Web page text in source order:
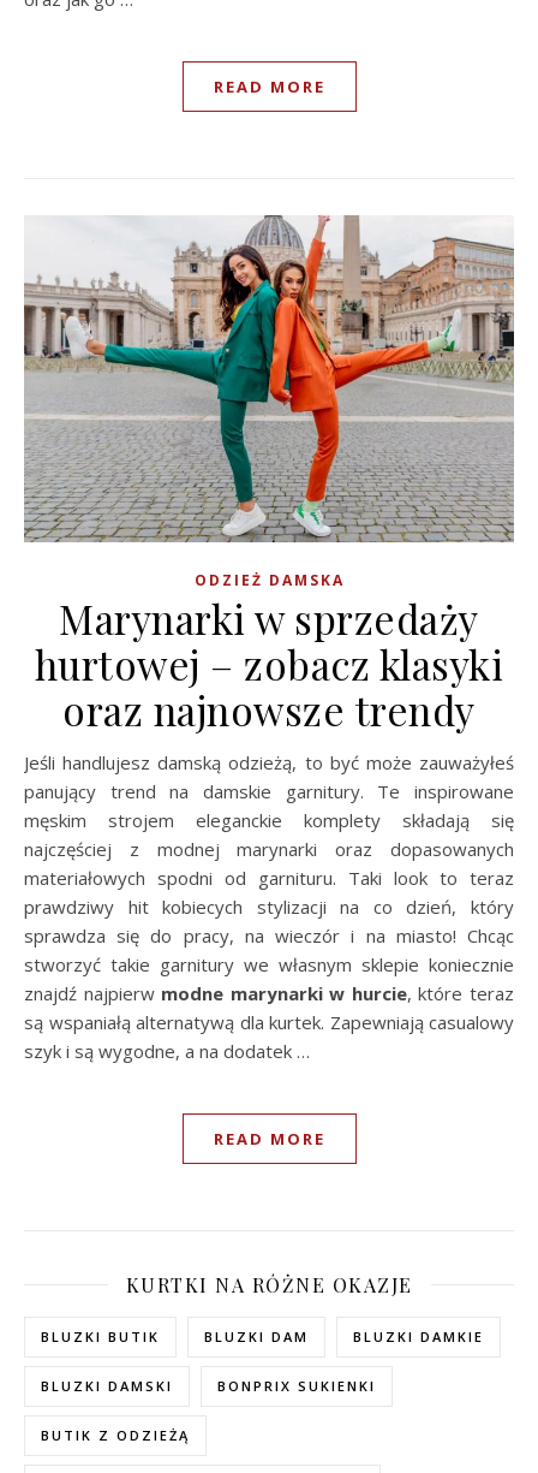
READ MORE
ODZIEŻ DAMSKA
Marynarki w sprzedaży
hurtowej – zobacz klasyki
oraz najnowsze trendy
Jeśli handlujesz damską odzieżą, to być może zauważyłeś
panujący trend na damskie garnitury. Te inspirowane
męskim strojem eleganckie komplety składają się
najczęściej z modnej marynarki oraz dopasowanych
materiałowych spodni od garnituru. Taki look to teraz
prawdziwy hit kobiecych stylizacji na co dzień, który
sprawdza się do pracy, na wieczór i na miasto! Chcąc
stworzyć takie garnitury we własnym sklepie koniecznie
znajdź najpierw modne marynarki w hurcie, które teraz
są wspaniałą alternatywą dla kurtek. Zapewniają casualowy
szyk i są wygodne, a na dodatek …
READ MORE
KURTKI NA RÓŻNE OKAZJE
BLUZKI BUTIK BLUZKI DAM BLUZKI DAMKIE
BLUZKI DAMSKI BONPRIX SUKIENKI
BUTIK Z ODZIEŻĄ